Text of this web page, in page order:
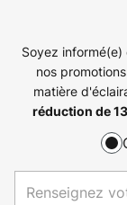
Soyez
nos
matière
réduction de